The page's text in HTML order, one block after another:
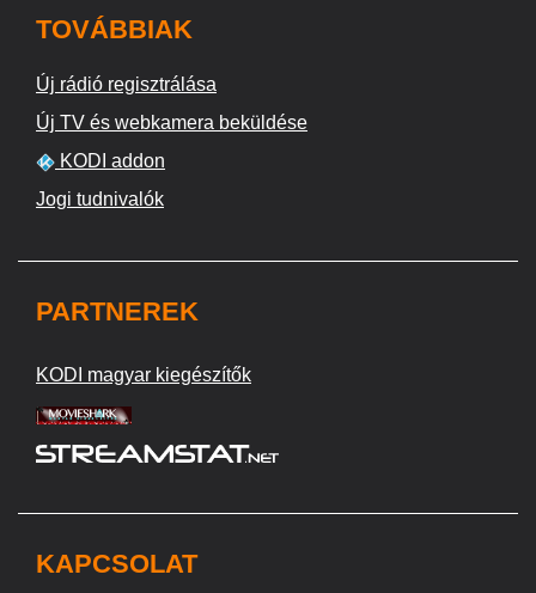
TOVÁBBIAK
Új rádió regisztrálása
Új TV és webkamera beküldése
KODI addon
Jogi tudnivalók
PARTNEREK
KODI magyar kiegészítők
KAPCSOLAT